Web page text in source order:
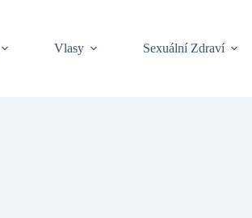
Vlasy Sexuální Zdraví